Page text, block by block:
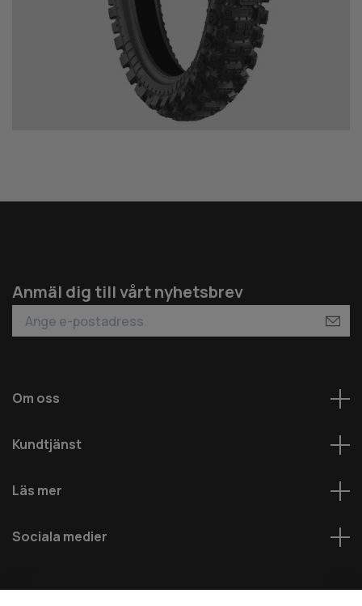
Anmäl dig till vårt nyhetsbrev
Om oss
Kundtjänst
Läs mer
Sociala medier